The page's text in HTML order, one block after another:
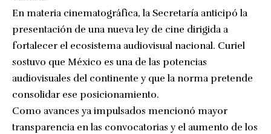
En materia cinematográfica, la Secretaría anticipó la
presentación de una nueva ley de cine dirigida a
fortalecer el ecosistema audiovisual nacional. Curiel
sostuvo que México es una de las potencias
audiovisuales del continente y que la norma pretende
consolidar ese posicionamiento.
Como avances ya impulsados mencionó mayor
transparencia en las convocatorias y el aumento de los